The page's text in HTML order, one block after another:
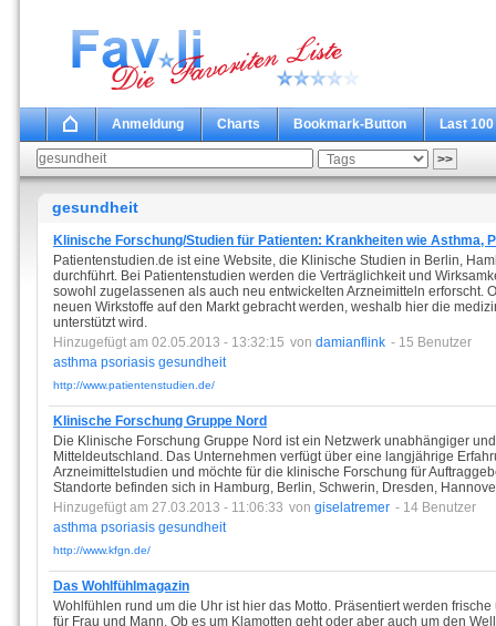
Anmeldung Charts Bookmark-Button Last 100
gesundheit
Klinische Forschung/Studien für Patienten: Krankheiten wie Asthma,
Patientenstudien.de ist eine Website, die Klinische Studien in Berlin,
durchführt. Bei Patientenstudien werden die Verträglichkeit und
sowohl zugelassenen als auch neu entwickelten Arzneimitteln erforscht.
neuen Wirkstoffe auf den Markt gebracht werden, weshalb hier die
unterstützt wird.
Hinzugefügt am 02.05.2013 - 13:32:15 von damianflink - 15 Benutzer
asthma psoriasis gesundheit
http://www.patientenstudien.de/
Klinische Forschung Gruppe Nord
Die Klinische Forschung Gruppe Nord ist ein Netzwerk unabhängiger
Mitteldeutschland. Das Unternehmen verfügt über eine langjährige
Arzneimittelstudien und möchte für die klinische Forschung für
Standorte befinden sich in Hamburg, Berlin, Schwerin, Dresden,
Hinzugefügt am 27.03.2013 - 11:06:33 von giselatremer - 14 Benutzer
asthma psoriasis gesundheit
http://www.kfgn.de/
Das Wohlfühlmagazin
Wohlfühlen rund um die Uhr ist hier das Motto. Präsentiert werden
für Frau und Mann. Ob es um Klamotten geht oder aber auch um den